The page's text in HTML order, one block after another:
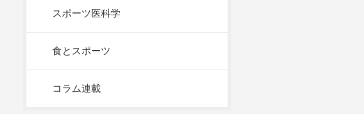
スポーツ医科学
食とスポーツ
コラム連載